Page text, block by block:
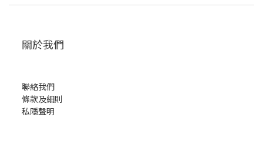
關於我們
聯絡我們
條款及細則
私隱聲明